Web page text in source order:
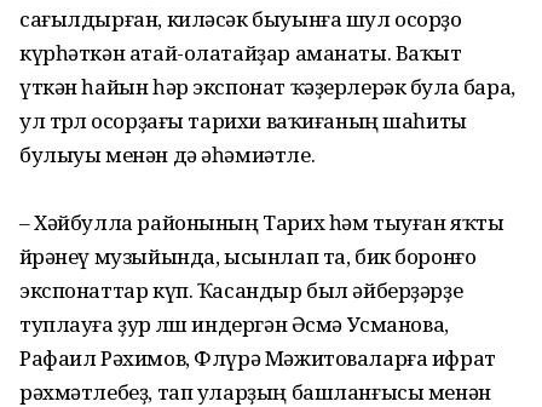
сағылдырған, киләсәк бы­уынға шул осорҙо
күрһәткән атай-олатайҙар аманаты. Ваҡыт
үткән һайын һәр экспонат ҡә­ҙерлерәк була бара,
ул төрлө осорҙағы тарихи ваҡиғаның шаһиты
булыуы менән дә әһәмиәтле.
– Хәйбулла районының Тарих һәм тыуған яҡты
өйрәнеү музыйында, ысынлап та, бик боронғо
экспонаттар күп. Ҡа­сандыр был әйберҙәрҙе
туплауға ҙур өлөш индергән Әсмә Усманова,
Рафаил Рәхимов, Флүрә Мәжитоваларға ифрат
рәхмәт­лебеҙ, тап уларҙың башланғысы менән